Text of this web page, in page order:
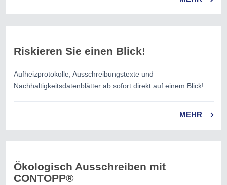
Riskieren Sie einen Blick!
Aufheizprotokolle, Ausschreibungstexte und
Nachhaltigkeitsdatenblätter ab sofort direkt auf einem Blick!
MEHR
Ökologisch Ausschreiben mit
CONTOPP®